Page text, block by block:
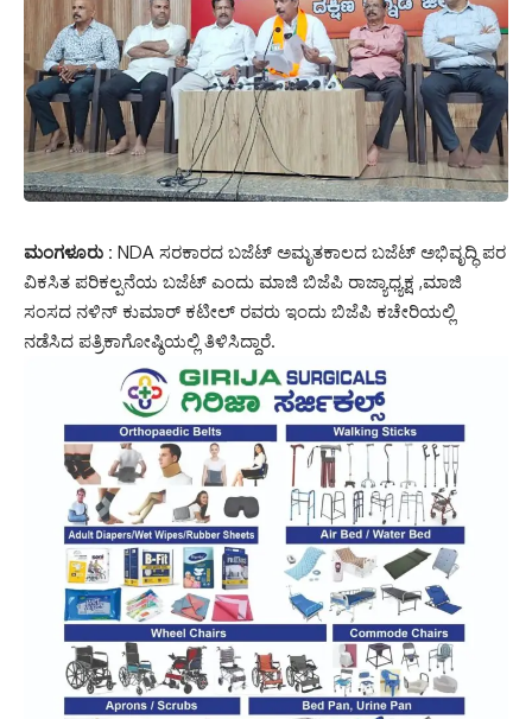
ಮಂಗಳೂರು : NDA ಸರಕಾರದ ಬಜೆಟ್ ಅಮೃತಕಾಲದ ಬಜೆಟ್ ಅಭಿವೃದ್ಧಿ ಪರ
ವಿಕಸಿತ ಪರಿಕಲ್ಪನೆಯ ಬಜೆಟ್ ಎಂದು ಮಾಜಿ ಬಿಜೆಪಿ ರಾಜ್ಯಾಧ್ಯಕ್ಷ ,ಮಾಜಿ
ಸಂಸದ ನಳಿನ್ ಕುಮಾರ್ ಕಟೀಲ್ ರವರು ಇಂದು ಬಿಜೆಪಿ ಕಚೇರಿಯಲ್ಲಿ
ನಡೆಸಿದ ಪತ್ರಿಕಾಗೋಷ್ಠಿಯಲ್ಲಿ ತಿಳಿಸಿದ್ದಾರೆ.